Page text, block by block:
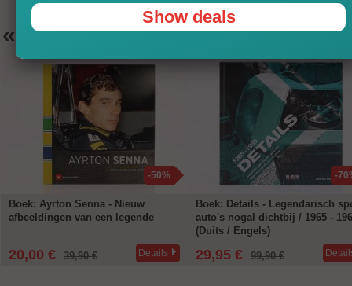
«
-50%
Boek: Ayrton Senna - Nieuw
afbeeldingen van een legende
20,00 € 39,90 € Details
-
Boek: Details - Legendarisch
auto's nogal dichtbij / 1965 -
(Duits / Engels)
29,95 € 99,90 €
Show deals